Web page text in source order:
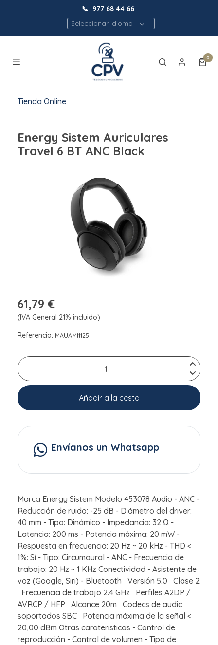
📞 977 68 44 66
Seleccionar idioma
0
Tienda Online
Energy Sistem Auriculares
Travel 6 BT ANC Black
61,79 €
(IVA General 21% incluido)
Referencia: MAUAMI1125
Añadir a la cesta
Envíanos un Whatsapp
Marca Energy Sistem Modelo 453078 Audio - ANC -
Reducción de ruido: -25 dB - Diámetro del driver:
40 mm - Tipo: Dinámico - Impedancia: 32 Ω -
Latencia: 200 ms - Potencia máxima: 20 mW -
Respuesta en frecuencia: 20 Hz ~ 20 kHz - THD <
1%: Sí - Tipo: Circumaural - ANC - Frecuencia de
trabajo: 20 Hz ~ 1 KHz Conectividad - Asistente de
voz (Google, Siri) - Bluetooth Versión 5.0 Clase 2
Frecuencia de trabajo 2.4 GHz Perfiles A2DP /
AVRCP / HFP Alcance 20m Codecs de audio
soportados SBC Potencia máxima de la señal <
20,00 dBm Otras caraterísticas - Control de
reproducción - Control de volumen - Tipo de